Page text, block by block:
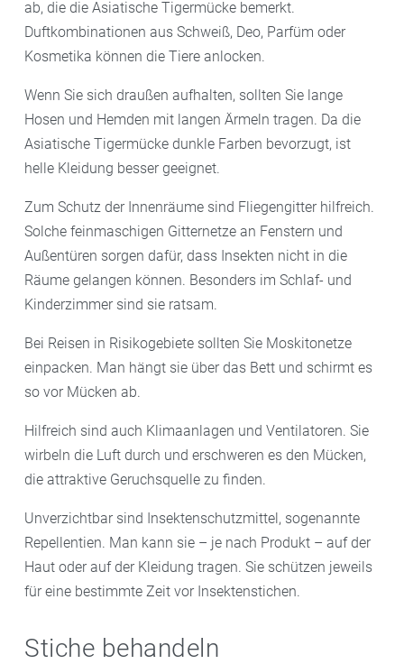
ab, die die Asiatische Tigermücke bemerkt.
Duftkombinationen aus Schweiß, Deo, Parfüm oder
Kosmetika können die Tiere anlocken.
Wenn Sie sich draußen aufhalten, sollten Sie lange
Hosen und Hemden mit langen Ärmeln tragen. Da die
Asiatische Tigermücke dunkle Farben bevorzugt, ist
helle Kleidung besser geeignet.
Zum Schutz der Innenräume sind Fliegengitter hilfreich.
Solche feinmaschigen Gitternetze an Fenstern und
Außentüren sorgen dafür, dass Insekten nicht in die
Räume gelangen können. Besonders im Schlaf- und
Kinderzimmer sind sie ratsam.
Bei Reisen in Risikogebiete sollten Sie Moskitonetze
einpacken. Man hängt sie über das Bett und schirmt es
so vor Mücken ab.
Hilfreich sind auch Klimaanlagen und Ventilatoren. Sie
wirbeln die Luft durch und erschweren es den Mücken,
die attraktive Geruchsquelle zu finden.
Unverzichtbar sind Insektenschutzmittel, sogenannte
Repellentien. Man kann sie – je nach Produkt – auf der
Haut oder auf der Kleidung tragen. Sie schützen jeweils
für eine bestimmte Zeit vor Insektenstichen.
Stiche behandeln